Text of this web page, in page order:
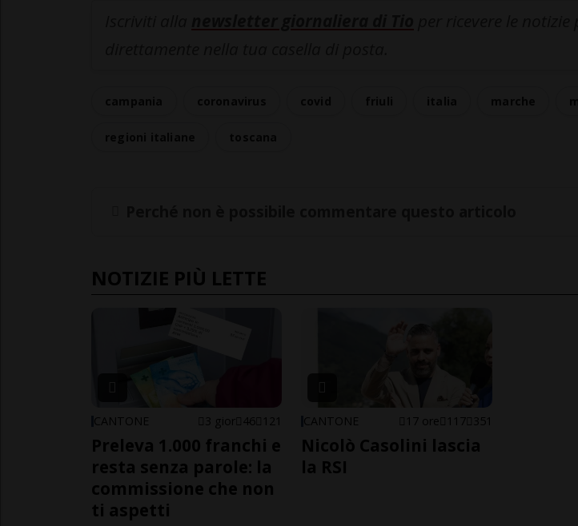
NOTIZIE PIÙ LETTE
CANTONE 3 gior 46 121
Preleva 1.000 franchi e
resta senza parole: la
commissione che non
ti aspetti
CANTONE 17 ore 117 351
Nicolò Casolini lascia
la RSI